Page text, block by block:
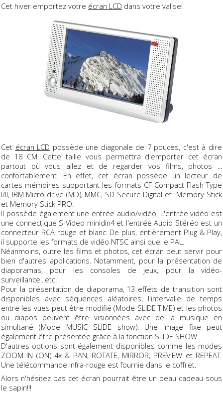
Cet hiver emportez votre écran LCD dans votre valise!
Cet écran LCD possède une diagonale de 7 pouces, c'est à dire
de 18 CM. Cette taille vous permettra d'emporter cet écran
partout où vous allez et de regarder vos films, photos ...
confortablement. En effet, cet écran possède un lecteur de
cartes mémoires supportant les formats CF Compact Flash Type
I/II, IBM Micro drive (MD), MMC, SD Secure Digital et Memory Stick
et Memory Stick PRO.
Il possède également une entrée audio/vidéo. L'entrée vidéo est
une connectique S-Video minidin4 et l'entrée Audio Stéréo est un
connecteur RCA rouge et blanc. De plus, entièrement Plug & Play,
il supporte les formats de vidéo NTSC ainsi que le PAL.
Néanmoins, outre les films et photos, cet écran peut servir pour
bien d'autres applications. Notamment, pour la présentation de
diaporamas, pour les consoles de jeux, pour la vidéo-
surveillance...etc.
Pour la présentation de diaporama, 13 effets de transition sont
disponibles avec séquences aléatoires, l'intervalle de temps
entre les vues peut être modifié (Mode SLIDE TIME) et les photos
ou diapos peuvent être visionnées avec de la musique en
simultané (Mode MUSIC SLIDE show). Une image fixe peut
également être présentée grâce à la fonction SLIDE SHOW.
D'autres options sont également disponibles comme les modes
ZOOM IN (ON) 4x & PAN, ROTATE, MIRROR, PREVIEW et REPEAT.
Une télécommande infra-rouge est fournie dans le coffret.
Alors n'hésitez pas cet écran pourrait être un beau cadeau sous
le sapin!!!